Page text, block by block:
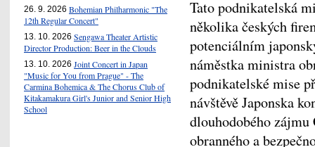
Tato podnikatelská
několika českých
potenciálním
náměstka ministra
podnikatelské mise
návštěvě Japonska
dlouhodobého
obranného a
26. 9. 2026 Bohemian Philharmonic "The
12th Regular Concert"
13. 10. 2026 Sengawa Theater Artistic
Director Production: Beer in the Clouds
13. 10. 2026 Joint Concert in Japan
"Music for You from Prague" - The
Carmina Bohemica & The Chorus Club of
Kitakamakura Girl's Junior and Senior High
School